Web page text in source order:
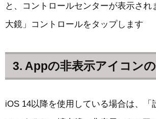
と、コントロールセンターが表示され
大鏡」コントロールをタップします
3. Appの非表示アイコン
iOS 14以降を使用している場合は、「